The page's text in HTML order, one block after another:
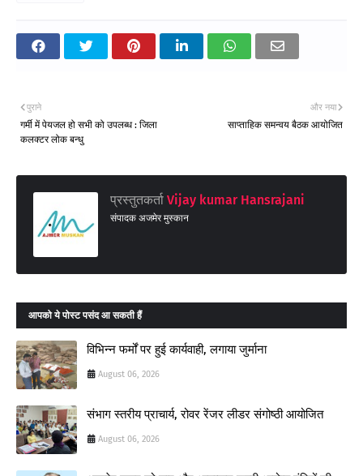
और नया
साप्ताहिक समन्वय बैठक आयोजित
पुराने
गर्मी में पेयजल हो सभी को उपलब्ध : जिला
कलक्टर लोक बन्धु
प्रस्तुतकर्ता Vijay kumar Hansrajani
संपादक अजमेर मुस्कान
आपको ये पोस्ट पसंद आ सकती हैं
विभिन्न फर्मों पर हुई कार्यवाही, लगाया जुर्माना
August 06, 2026
संभाग स्तरीय प्राचार्य, रोवर रेंजर लीडर संगोष्ठी आयोजित
August 06, 2026